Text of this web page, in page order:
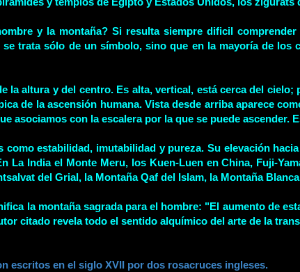
y la montaña? Si resulta siempre dificil
trata sólo de un símbolo, sino que en la mayoría de
la altura y del centro. Es alta, vertical, está cerca del
de la ascensión humana. Vista desde arriba aparece
asociamos con la escalera por la que se puede ascender.
estabilidad, imutabilidad y pureza. Su elevación
La India el Monte Meru, los Kuen-Luen en China, Fuji-
del Grial, la Montaña Qaf del Islam, la Montaña
la montaña sagrada para el hombre: "El aumento de
citado revela todo el sentido alquímico del arte de la
escritos en el siglo XVII por dos rosacruces ingleses.